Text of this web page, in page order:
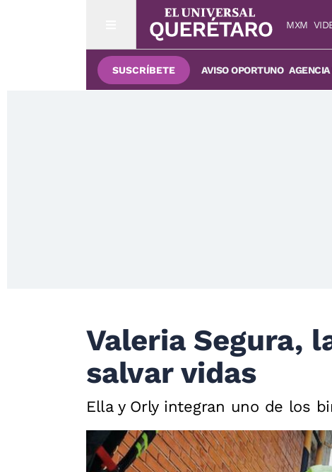
MXM
SUSCRÍBETE AVISO OPORTUNO
Valeria Segura,
salvar vidas
Ella y Orly integran uno de los